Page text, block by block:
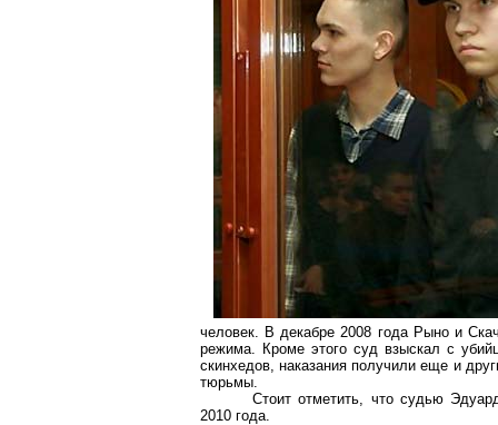
человек. В декабре 2008 года Рыно и
режима. Кроме этого суд взыскал с
скинхедов, наказания получили еще и
тюрьмы.
Стоит отметить, что судью
2010 года.